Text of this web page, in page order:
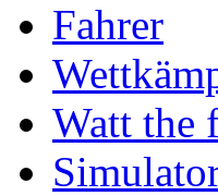
Fahrer
Watt the